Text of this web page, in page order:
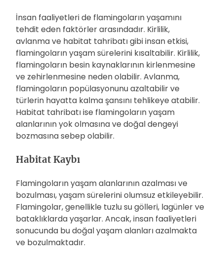
İnsan faaliyetleri de flamingoların yaşamını
tehdit eden faktörler arasındadır. Kirlilik,
avlanma ve habitat tahribatı gibi insan etkisi,
flamingoların yaşam sürelerini kısaltabilir. Kirlilik,
flamingoların besin kaynaklarının kirlenmesine
ve zehirlenmesine neden olabilir. Avlanma,
flamingoların popülasyonunu azaltabilir ve
türlerin hayatta kalma şansını tehlikeye atabilir.
Habitat tahribatı ise flamingoların yaşam
alanlarının yok olmasına ve doğal dengeyi
bozmasına sebep olabilir.
Habitat Kaybı
Flamingoların yaşam alanlarının azalması ve
bozulması, yaşam sürelerini olumsuz etkileyebilir.
Flamingolar, genellikle tuzlu su gölleri, lagünler ve
bataklıklarda yaşarlar. Ancak, insan faaliyetleri
sonucunda bu doğal yaşam alanları azalmakta
ve bozulmaktadır.